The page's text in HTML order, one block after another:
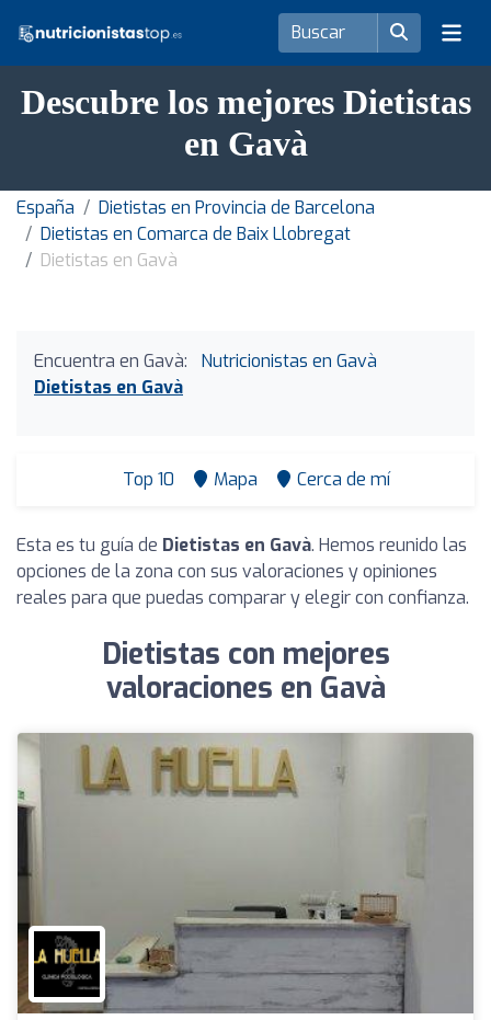
Descubre los mejores Dietistas
en Gavà
España
Dietistas en Provincia de Barcelona
Dietistas en Comarca de Baix Llobregat
Dietistas en Gavà
Encuentra en Gavà:
Nutricionistas en Gavà
Dietistas en Gavà
Top 10 Mapa Cerca de mí
Esta es tu guía de Dietistas en Gavà. Hemos reunido las
opciones de la zona con sus valoraciones y opiniones
reales para que puedas comparar y elegir con confianza.
Dietistas con mejores
valoraciones en Gavà